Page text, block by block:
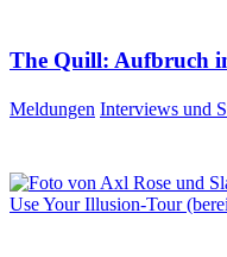
The Quill: Aufbruch
Meldungen Interviews und